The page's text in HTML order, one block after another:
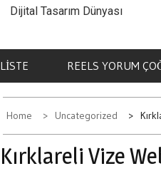
Dijital Tasarım Dünyası
LISTE REELS YORUM
Home Uncategorized
Kırklareli Vize